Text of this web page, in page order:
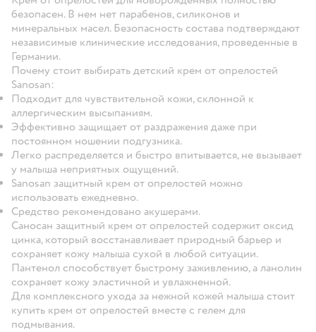
безопасен. В нем нет парабенов, силиконов и
минеральных масел. Безопасность состава подтверждают
независимые клинические исследования, проведенные в
Германии.
Почему стоит выбирать детский крем от опрелостей
Sanosan:
Подходит для чувствительной кожи, склонной к
аллергическим высыпаниям.
Эффективно защищает от раздражения даже при
постоянном ношении подгузника.
Легко распределяется и быстро впитывается, не вызывает
у малыша неприятных ощущений.
Sanosan защитный крем от опрелостей можно
использовать ежедневно.
Средство рекомендовано акушерами.
Саносан защитный крем от опрелостей содержит оксид
цинка, который восстанавливает природный барьер и
сохраняет кожу малыша сухой в любой ситуации.
Пантенол способствует быстрому заживлению, а ланолин
сохраняет кожу эластичной и увлажненной.
Для комплексного ухода за нежной кожей малыша стоит
купить крем от опрелостей вместе с гелем для
подмывания.